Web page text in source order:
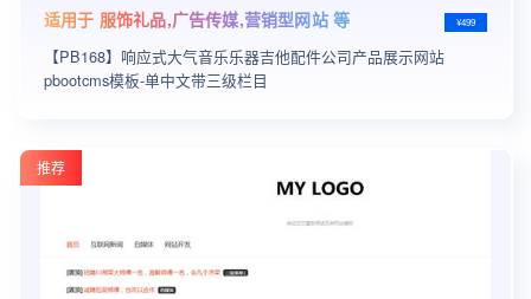
适用于 服饰礼品,广告传媒,营销型网站 等
【PB168】响应式大气音乐乐器吉他配件公司产品展示网站
pbootcms模板-单中文带三级栏目
¥499
推荐